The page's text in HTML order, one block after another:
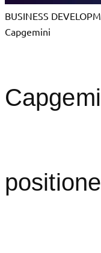
BUSINESS
Capgemini